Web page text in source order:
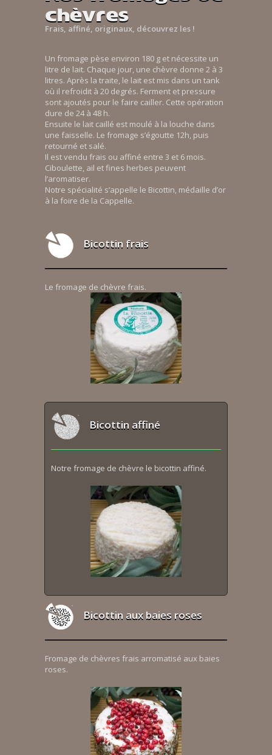
chèvres
Frais, affiné, originaux, découvrez les !
Un fromage pèse environ 180 g et nécessite un
litre de lait. Chaque jour, une chèvre donne 2 à 3
litres. Après la traite, le lait est mis dans un tank
où il refroidit à 20 degrés. Ferment et pressure
sont ajoutés pour le faire cailler. Cette opération
dure de 24 à 48 h.
Ensuite le lait caillé est moulé à la louche dans
une faisselle. Le fromage s’égoutte 12h, puis
retourné et salé.
Il est vendu frais ou affiné entre 3 et 6 mois.
Ciboulette, ail et fines herbes peuvent
l’aromatiser.
Notre spécialité s’appelle le Bicottin, médaille d’or
à la foire de la Cappelle.
Bicottin frais
Le fromage de chèvre frais.
Bicottin affiné
Notre fromage de chèvre le bicottin affiné.
Bicottin aux baies roses
Fromage de chèvres frais arromatisé aux baies
roses.